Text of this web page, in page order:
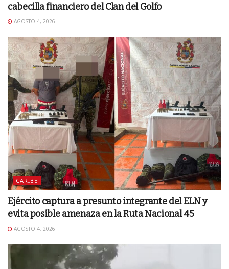
cabecilla financiero del Clan del Golfo
AGOSTO 4, 2026
CARIBE
Ejército captura a presunto integrante del ELN y
evita posible amenaza en la Ruta Nacional 45
AGOSTO 4, 2026